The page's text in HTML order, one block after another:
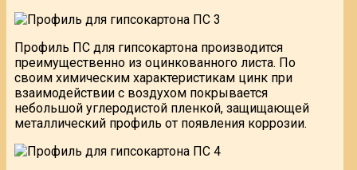
Профиль ПС для гипсокартона производится
преимущественно из оцинкованного листа. По
своим химическим характеристикам цинк при
взаимодействии с воздухом покрывается
небольшой углеродистой пленкой, защищающей
металлический профиль от появления коррозии.